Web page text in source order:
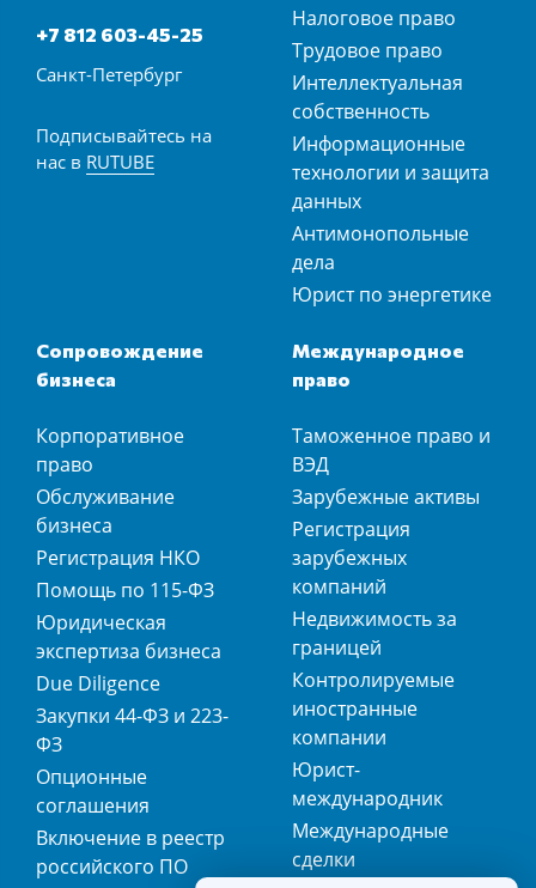
+7 812 603-45-25
Санкт-Петербург
Подписывайтесь на
нас в RUTUBE
Налоговое право
Трудовое право
Интеллектуальная
собственность
Информационные
технологии и защита
данных
Антимонопольные
дела
Юрист по энергетике
Сопровождение
бизнеса
Корпоративное
право
Обслуживание
бизнеса
Регистрация НКО
Помощь по 115-ФЗ
Юридическая
экспертиза бизнеса
Due Diligence
Закупки 44-ФЗ и 223-
ФЗ
Опционные
соглашения
Включение в реестр
российского ПО
Международное
право
Таможенное право и
ВЭД
Зарубежные активы
Регистрация
зарубежных
компаний
Недвижимость за
границей
Контролируемые
иностранные
компании
Юрист-
международник
Международные
сделки